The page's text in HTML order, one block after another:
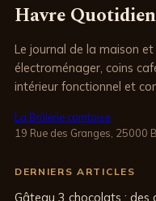
Havre Quotidien
Le journal de la maison
électroménager, coins
intérieur fonctionnel et
La Brûlerie comtoise
19 Rue des Granges, 25000
DERNIERS ARTICLES
Gâteau 3 chocolats : des